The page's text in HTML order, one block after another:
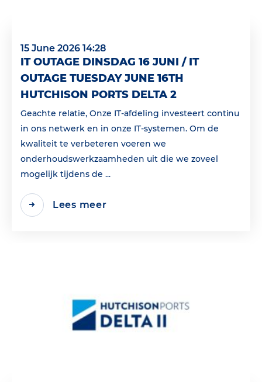
15 June 2026 14:28
IT OUTAGE DINSDAG 16 JUNI / IT
OUTAGE TUESDAY JUNE 16TH
HUTCHISON PORTS DELTA 2
Geachte relatie, Onze IT-afdeling investeert continu
in ons netwerk en in onze IT-systemen. Om de
kwaliteit te verbeteren voeren we
onderhoudswerkzaamheden uit die we zoveel
mogelijk tijdens de ...
Lees meer